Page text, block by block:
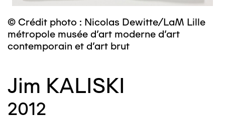
© Crédit photo : Nicolas Dewitte/LaM Lille
métropole musée d’art moderne d’art
contemporain et d’art brut
Jim KALISKI
2012